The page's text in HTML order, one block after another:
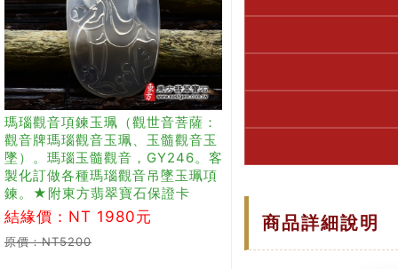
瑪瑙觀音項鍊玉珮（觀世音菩薩：
觀音牌瑪瑙觀音玉珮、玉髓觀音玉
墜）。瑪瑙玉髓觀音，GY246。客
製化訂做各種瑪瑙觀音吊墜玉珮項
鍊。★附東方翡翠寶石保證卡
結緣價：NT 1980元
原價：NT5200
商品詳細說明